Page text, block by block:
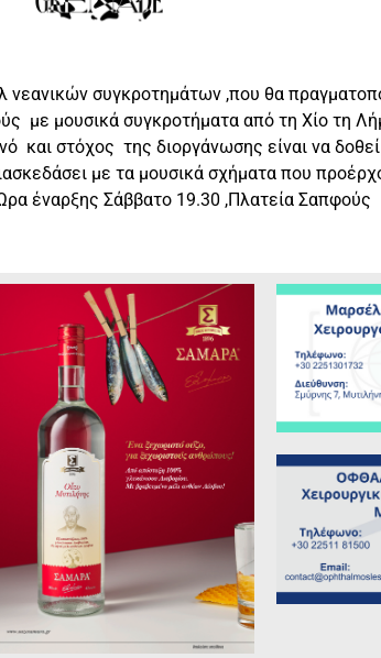
νεανικών συγκροτημάτων ,που θα
με μουσικά συγκροτήματα από τη Χίο τη
και στόχος της διοργάνωσης είναι να
με τα μουσικά σχήματα που
έναρξης Σάββατο 19.30 ,Πλατεία Σαπφούς